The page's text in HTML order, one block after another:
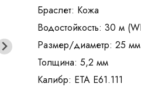
Браслет: Кожа
Водостойкость: 30 м
Размер/диаметр: 25 мм
Толщина: 5,2 мм
Калибр: ETA E61.111